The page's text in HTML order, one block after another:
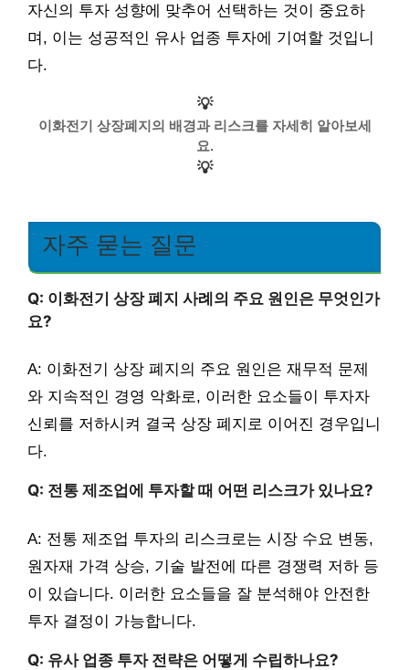
자신의 투자 성향에 맞추어 선택하는 것이 중요하
며, 이는 성공적인 유사 업종 투자에 기여할 것입니
다.
💡
이화전기 상장폐지의 배경과 리스크를 자세히 알아보세
요.
💡
자주 묻는 질문
Q: 이화전기 상장 폐지 사례의 주요 원인은 무엇인가
요?
A: 이화전기 상장 폐지의 주요 원인은 재무적 문제
와 지속적인 경영 악화로, 이러한 요소들이 투자자
신뢰를 저하시켜 결국 상장 폐지로 이어진 경우입니
다.
Q: 전통 제조업에 투자할 때 어떤 리스크가 있나요?
A: 전통 제조업 투자의 리스크로는 시장 수요 변동,
원자재 가격 상승, 기술 발전에 따른 경쟁력 저하 등
이 있습니다. 이러한 요소들을 잘 분석해야 안전한
투자 결정이 가능합니다.
Q: 유사 업종 투자 전략은 어떻게 수립하나요?